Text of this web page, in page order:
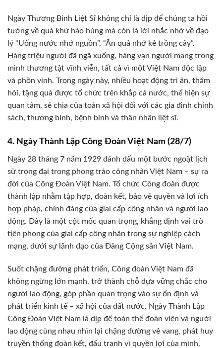
Ngày Thương Binh Liệt Sĩ không chỉ là dịp để chúng ta hồi
tưởng về quá khứ hào hùng mà còn là lời nhắc nhở về đạo
lý “Uống nước nhớ nguồn”, “Ăn quả nhớ kẻ trồng cây”.
Hàng triệu người đã ngã xuống, hàng vạn người mang trong
mình thương tật vĩnh viễn, tất cả vì một Việt Nam độc lập
và phồn vinh. Trong ngày này, nhiều hoạt động tri ân, thăm
hỏi, tặng quà được tổ chức trên khắp cả nước, thể hiện sự
quan tâm, sẻ chia của toàn xã hội đối với các gia đình chính
sách, thương binh, bệnh binh và thân nhân liệt sĩ.
4. Ngày Thành Lập Công Đoàn Việt Nam (28/7)
Ngày 28 tháng 7 năm 1929 đánh dấu một bước ngoặt lịch
sử trọng đại trong phong trào công nhân Việt Nam – sự ra
đời của Công Đoàn Việt Nam. Tổ chức Công đoàn được
thành lập nhằm tập hợp, đoàn kết, bảo vệ quyền và lợi ích
hợp pháp, chính đáng của giai cấp công nhân và người lao
động. Đây là một cột mốc quan trọng, khẳng định vai trò
tiên phong của giai cấp công nhân trong sự nghiệp cách
mạng, dưới sự lãnh đạo của Đảng Cộng sản Việt Nam.
Suốt chặng đường phát triển, Công đoàn Việt Nam đã
không ngừng lớn mạnh, trở thành chỗ dựa vững chắc cho
người lao động, góp phần quan trọng vào sự ổn định và
phát triển kinh tế – xã hội của đất nước. Ngày Thành Lập
Công Đoàn Việt Nam là dịp để toàn thể đoàn viên và người
lao động cùng nhau nhìn lại chặng đường vẻ vang, phát huy
truyền thống đoàn kết, đấu tranh vì quyền lợi của mình,